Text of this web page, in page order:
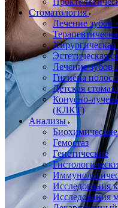
Стоматология
Лечение зубов
Хирургическая
Эстетическая
Лечение зубов
Гигиена
Детская
Конусно-
(КЛКТ)
Анализы
Биохимические
Гемостаз
Генетические
Исследования
Исследования